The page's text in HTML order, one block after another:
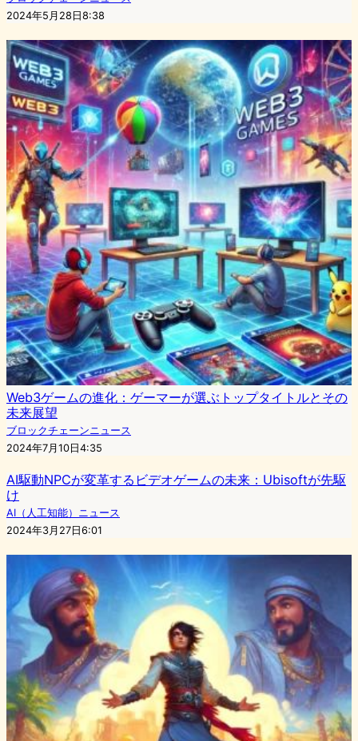
2024年5月28日8:38
Web3ゲームの進化：ゲーマーが選ぶトップタイトルとその
未来展望
ブロックチェーンニュース
2024年7月10日4:35
AI駆動NPCが変革するビデオゲームの未来：Ubisoftが先駆
け
AI（人工知能）ニュース
2024年3月27日6:01